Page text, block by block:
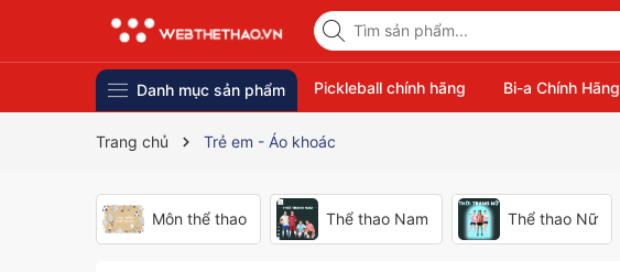
Danh mục sản phẩm Pickleball chính hãng Bi-a Chính Hãng
Trang chủ Trẻ em - Áo khoác
Môn thể thao Thể thao Nam Thể thao Nữ